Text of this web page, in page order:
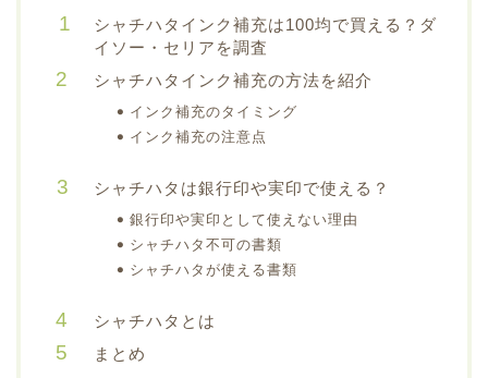
シャチハタインク補充は100均で買える？ダ
イソー・セリアを調査
シャチハタインク補充の方法を紹介
インク補充のタイミング
インク補充の注意点
シャチハタは銀行印や実印で使える？
銀行印や実印として使えない理由
シャチハタ不可の書類
シャチハタが使える書類
シャチハタとは
まとめ